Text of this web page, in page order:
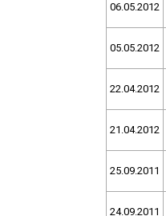
06.05.2012
05.05.2012
22.04.2012
21.04.2012
25.09.2011
24.09.2011